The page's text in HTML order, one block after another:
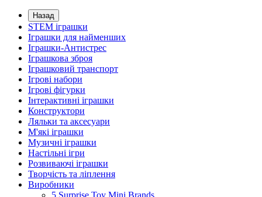
Назад
STEM іграшки
Іграшки для найменших
Іграшки-Антистрес
Іграшкова зброя
Іграшковий транспорт
Ігрові набори
Ігрові фігурки
Інтерактивні іграшки
Конструктори
Ляльки та аксесуари
М'які іграшки
Музичні іграшки
Настільні iгри
Розвиваючі іграшки
Творчість та ліплення
Виробники
5 Surprise Toy Mini Brands